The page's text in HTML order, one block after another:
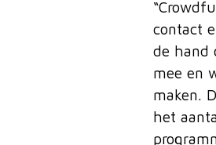
contact
de hand
mee en
maken.
het